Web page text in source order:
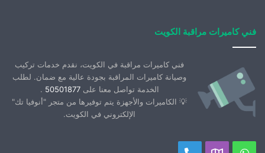
فني كاميرات مراقبة الكويت
فني كاميرات مراقبة في الكويت، نقدم خدمات تركيب
وصيانة كاميرات المراقبة بجودة عالية مع ضمان. لطلب
الخدمة تواصل معنا على50501877
.
💡 الكاميرات والأجهزة يتم توفيرها من متجر "أنوفيا تك"
الإلكتروني في الكويت.